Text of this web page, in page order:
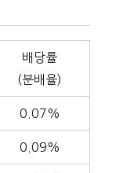
배당률
(분배율)
0.07%
0.09%